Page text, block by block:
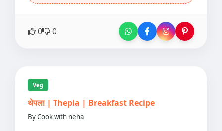
0 0
Veg
थेपला | Thepla | Breakfast Recipe
By Cook with neha